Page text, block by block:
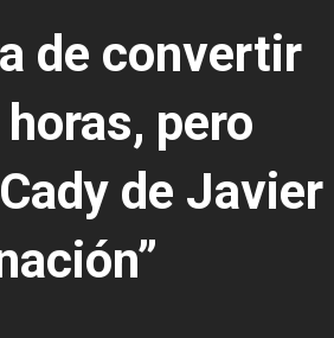
de convertir
pero
de Javier